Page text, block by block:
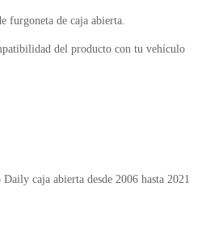
furgoneta de caja abierta.
del producto con tu vehículo
caja abierta desde 2006 hasta 2021